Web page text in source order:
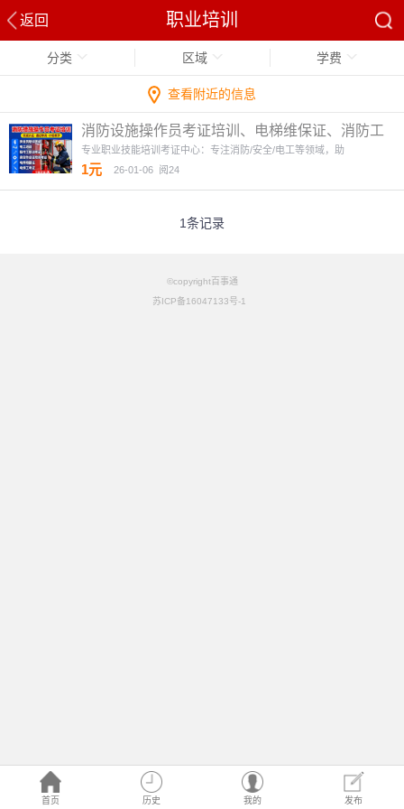
返回 职业培训
首页 历史 我的 发布
分类 区域 学费
查看附近的信息
消防设施操作员考证培训、电梯维保证、消防工
程师培训考证、电焊1图
专业职业技能培训考证中心：专注消防/安全/电工等领域，助
1元 26-01-06 阅24
1条记录
©copyright百事通
苏ICP备16047133号-1